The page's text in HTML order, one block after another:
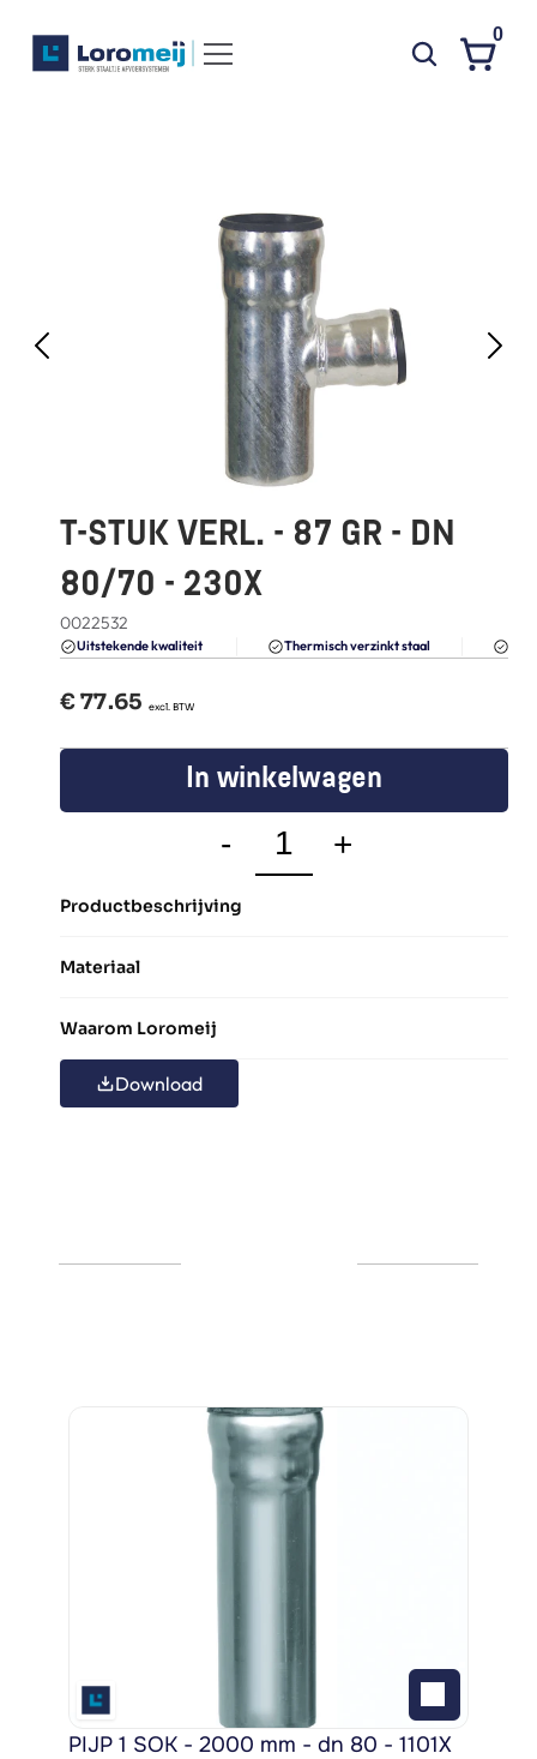
FAQ
Blogs
0
T-STUK VERL. - 87 GR - DN
80/70 - 230X
0022532
Uitstekende kwaliteit Thermisch verzinkt staal
€ 77.65
  excl. BTW
In winkelwagen
- +
Productbeschrijving
Materiaal
Waarom Loromeij
Download
PIJP 1 SOK - 2000 mm - dn 80 - 1101X